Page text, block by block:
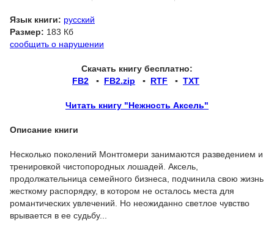
Язык книги: русский
Размер: 183 Кб
сообщить о нарушении
Скачать книгу бесплатно:
FB2 ▪ FB2.zip ▪ RTF ▪ TXT
Читать книгу "Нежность Аксель"
Описание книги
Несколько поколений Монтгомери занимаются разведением и
тренировкой чистопородных лошадей. Аксель,
продолжательница семейного бизнеса, подчинила свою жизнь
жесткому распорядку, в котором не осталось места для
романтических увлечений. Но неожиданно светлое чувство
врывается в ее судьбу...